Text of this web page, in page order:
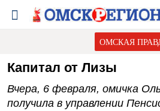
ОМСКАЯ
Капитал от Лизы
Вчера, 6 февраля, омичка
получила в управлении